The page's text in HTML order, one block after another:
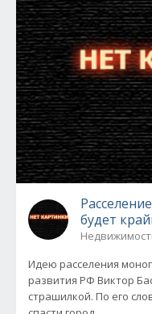
будет
Идею расселения
развития РФ Виктор
страшилкой. По его